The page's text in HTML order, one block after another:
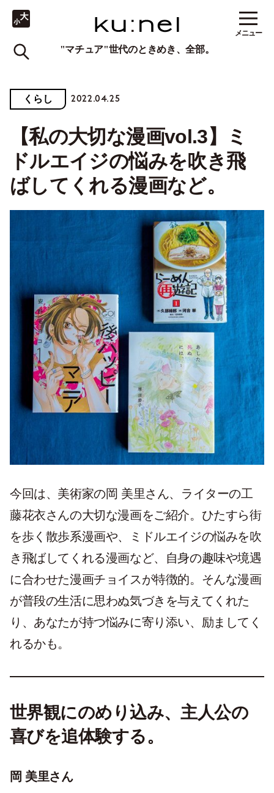
"マチュア"世代のときめき、全部。
メニュー
くらし 2022.04.25
【私の大切な漫画vol.3】ミ
ドルエイジの悩みを吹き飛
ばしてくれる漫画など。
今回は、美術家の岡 美里さん、ライターの工
藤花衣さんの大切な漫画をご紹介。ひたすら街
を歩く散歩系漫画や、ミドルエイジの悩みを吹
き飛ばしてくれる漫画など、自身の趣味や境遇
に合わせた漫画チョイスが特徴的。そんな漫画
が普段の生活に思わぬ気づきを与えてくれた
り、あなたが持つ悩みに寄り添い、励ましてく
れるかも。
世界観にのめり込み、主人公の
喜びを追体験する。
岡 美里さん